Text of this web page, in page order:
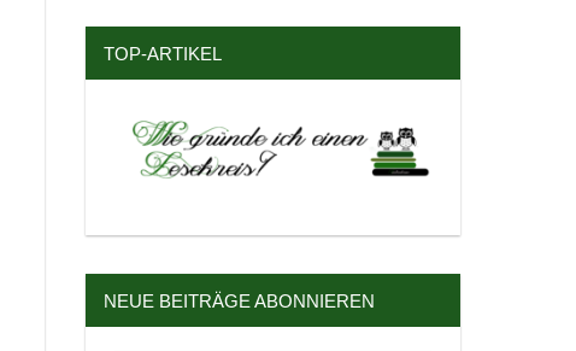
TOP-ARTIKEL
NEUE BEITRÄGE ABONNIEREN